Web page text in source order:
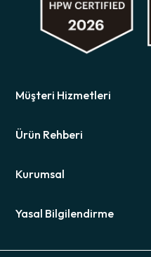
Müşteri Hizmetleri
Ürün Rehberi
Kurumsal
Yasal Bilgilendirme